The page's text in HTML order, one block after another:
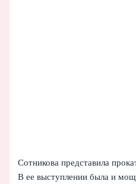
Сотникова представила
В ее выступлении была и